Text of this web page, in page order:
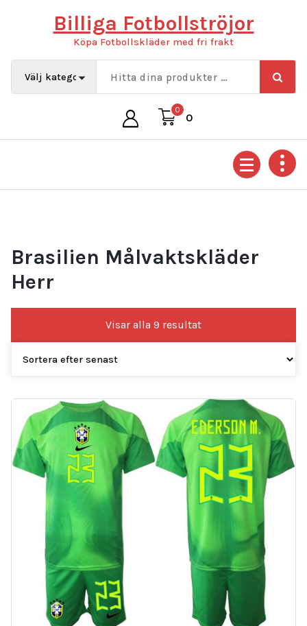
Billiga Fotbollströjor
Köpa Fotbollskläder med fri frakt
0
0
Brasilien Målvaktskläder
Herr
Visar alla 9 resultatSortera
efter